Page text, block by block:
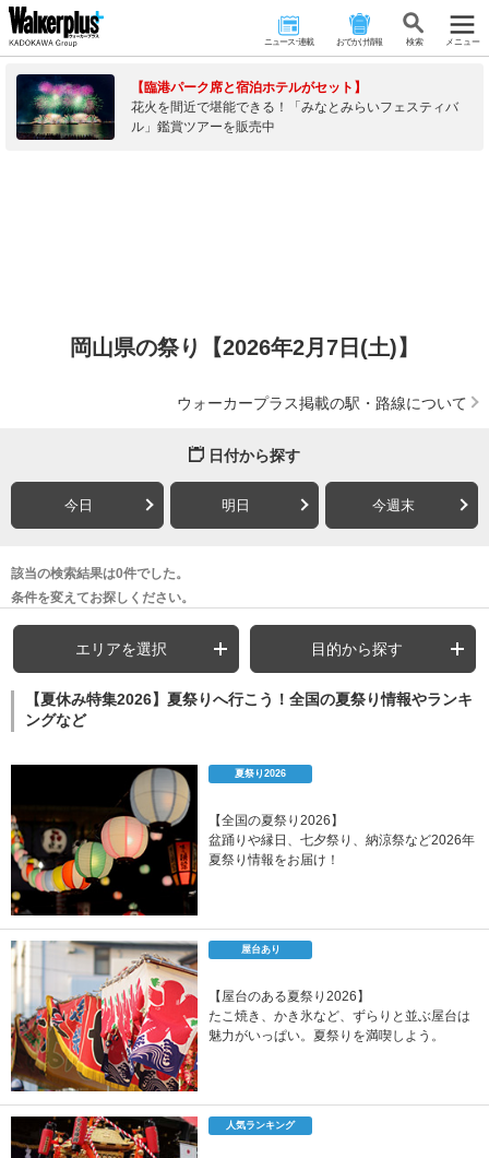
ニュース･連載 おでかけ情報 検 索 メニュー
【臨港パーク席と宿泊ホテルがセット】
花火を間近で堪能できる！「みなとみらいフェスティバ
ル」鑑賞ツアーを販売中
岡山県の祭り【2026年2月7日(土)】
ウォーカープラス掲載の駅・路線について
日付から探す
今日 明日 今週末
該当の検索結果は0件でした。
条件を変えてお探しください。
エリアを選択 目的から探す
【夏休み特集2026】夏祭りへ行こう！全国の夏祭り情報やランキ
ングなど
夏祭り2026
【全国の夏祭り2026】
盆踊りや縁日、七夕祭り、納涼祭など2026年
夏祭り情報をお届け！
屋台あり
【屋台のある夏祭り2026】
たこ焼き、かき氷など、ずらりと並ぶ屋台は
魅力がいっぱい。夏祭りを満喫しよう。
人気ランキング